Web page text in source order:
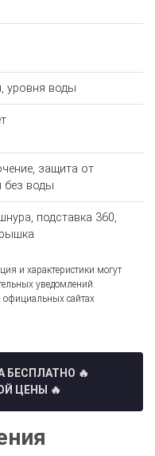
уровня воды
защита от
без воды
подставка 360,
и характеристики могут
уведомлений.
официальных сайтах
БЕСПЛАТНО 🔥
ЦЕНЫ 🔥